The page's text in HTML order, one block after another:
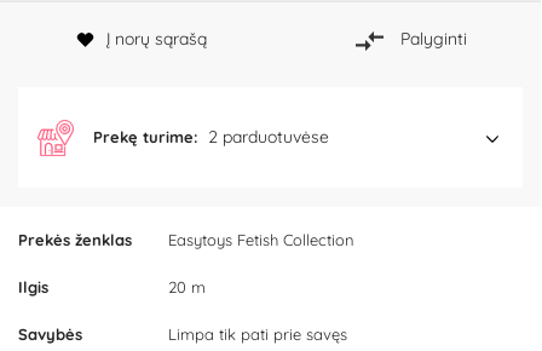
Prekės ženklas Easytoys Fetish Collection
Ilgis 20 m
Savybės Limpa tik pati prie savęs
Į norų sąrašą Palyginti
Prekę turime: 2 parduotuvėse